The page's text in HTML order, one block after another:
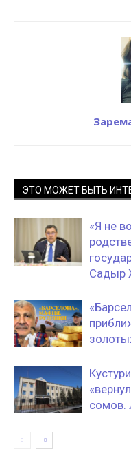
ЭТО МОЖЕТ БЫТЬ
«Я не
Садыр
сомов.